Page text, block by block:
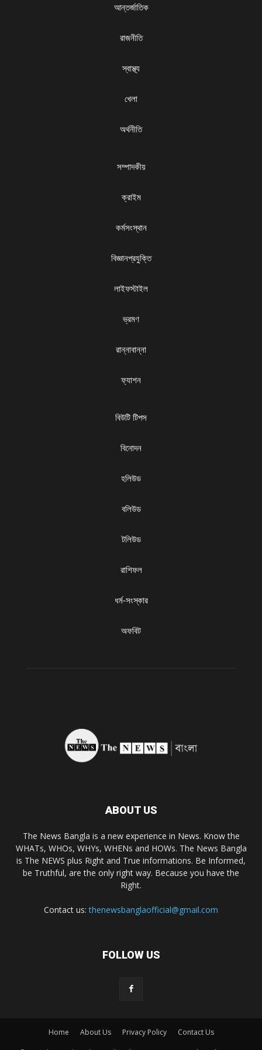
আন্তর্জাতিক
রাজনীতি
স্বাস্থ্য
খেলা
অর্থনীতি
সম্পাদকীয়
ক্রাইম
কর্মসংস্থান
বিজ্ঞানপ্রযুক্তি
লাইফস্টাইল
ভ্রমণ
রান্নাবান্না
ফ্যাশন
বিউটি টিপস
বিনোদন
হলিউড
বলিউড
টলিউড
রাশিফল
ধৰ্ম-সংস্কার
অফবিট
ABOUT US
The News Bangla is a new experience in News. Know the
WHATs, WHOs, WHYs, WHENs and HOWs. The News Bangla
is The NEWS plus Right and True informations. Be Informed,
be Truthful, are the only right way. Because you have the
Right.
Contact us:thenewsbanglaofficial@gmail.com
FOLLOW US
Home About Us Privacy Policy Contact Us